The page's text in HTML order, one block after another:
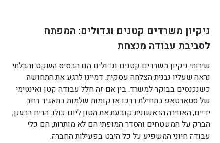
ניקיון משרדים קטנים וגדולים: המפתח
לסביבת עבודה מנצחת
שירותי ניקיון משרדים קטנים וגדולים הם הבסיס השקט והבלתי
נראה שעליו נבנית הצלחה עסקית. דמיינו לרגע את התחושה
כשנכנסים בבוקר למשרד. בין אם זה חלל עבודה קטן ואינטימי
של סטארטאפ בתחילת דרכו או קומות שלמות בתאגיד רחב
ידיים, האווירה הראשונית קובעת את הטון ליום כולו. הריח הרענן,
הברק על המשטחים והסדר המופתי הם לא מותרות, הם כלי
עבודה חיוני המשפיע על כל היבט בפעילות החברה.